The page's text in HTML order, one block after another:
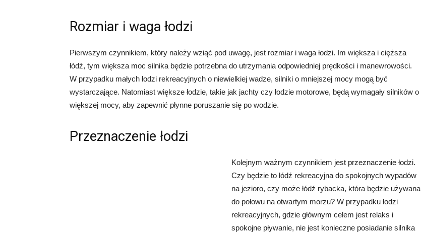
Rozmiar i waga łodzi
Pierwszym czynnikiem, który należy wziąć pod uwagę, jest rozmiar i waga łodzi. Im większa i cięższa
łódź, tym większa moc silnika będzie potrzebna do utrzymania odpowiedniej prędkości i manewrowości.
W przypadku małych łodzi rekreacyjnych o niewielkiej wadze, silniki o mniejszej mocy mogą być
wystarczające. Natomiast większe łodzie, takie jak jachty czy łodzie motorowe, będą wymagały silników o
większej mocy, aby zapewnić płynne poruszanie się po wodzie.
Przeznaczenie łodzi
Kolejnym ważnym czynnikiem jest przeznaczenie łodzi.
Czy będzie to łódź rekreacyjna do spokojnych wypadów
na jezioro, czy może łódź rybacka, która będzie używana
do połowu na otwartym morzu? W przypadku łodzi
rekreacyjnych, gdzie głównym celem jest relaks i
spokojne pływanie, nie jest konieczne posiadanie silnika